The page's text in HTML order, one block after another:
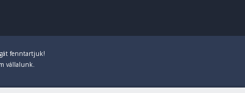
fenntartjuk!
vállalunk.